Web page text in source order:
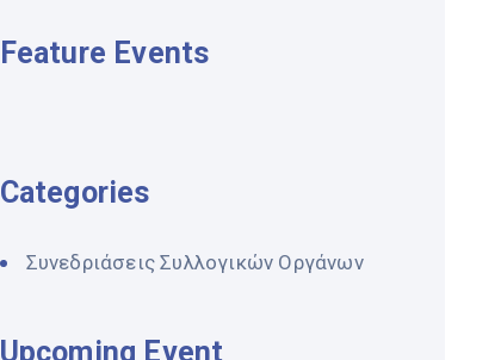
Feature Events
Categories
Συνεδριάσεις Συλλογικών Οργάνων
Upcoming Event